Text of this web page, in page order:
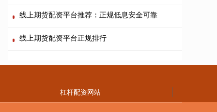
线上期货配资平台推荐：正规低息安全可靠
线上期货配资平台正规排行
杠杆配资网站